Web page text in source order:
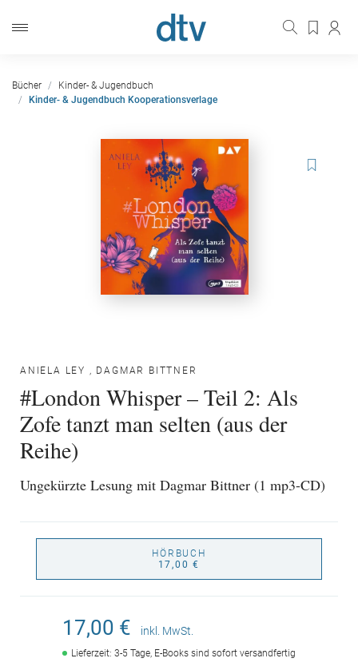
Bücher
Kinder- & Jugendbuch
Kinder- & Jugendbuch Kooperationsverlage
ANIELA LEY , DAGMAR BITTNER
#London Whisper – Teil 2: Als
Zofe tanzt man selten (aus der
Reihe)
Ungekürzte Lesung mit Dagmar Bittner (1 mp3-CD)
HÖRBUCH
17,00 €
17,00 € inkl. MwSt.
Lieferzeit: 3-5 Tage, E-Books sind sofort versandfertig